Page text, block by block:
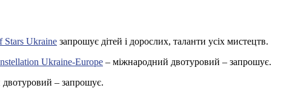
Stars Ukraine запрошує дітей і дорослих, таланти усіх мистецтв.
Ukraine-Europe – міжнародний двотуровий – запрошує.
– запрошує.